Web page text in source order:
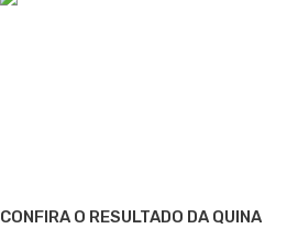
CONFIRA O RESULTADO DA QUINA